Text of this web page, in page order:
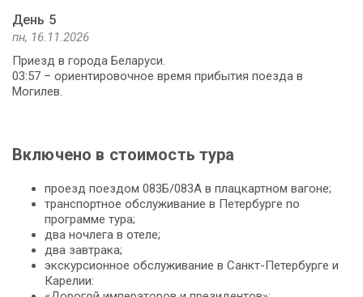
День 5
пн, 16.11.2026
Приезд в города Беларуси.
03:57 – ориентировочное время прибытия поезда в
Могилев.
Включено в стоимость тура
проезд поездом 083Б/083А в плацкартном вагоне;
транспортное обслуживание в Петербурге по
программе тура;
два ночлега в отеле;
два завтрака;
экскурсионное обслуживание в Санкт-Петербурге и
Карелии: